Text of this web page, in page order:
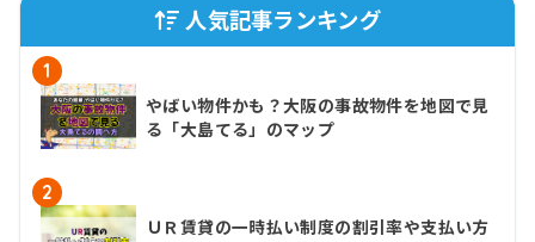
人気記事ランキング
1
やばい物件かも？大阪の事故物件を地図で見
る「大島てる」のマップ
2
ＵＲ賃貸の一時払い制度の割引率や支払い方